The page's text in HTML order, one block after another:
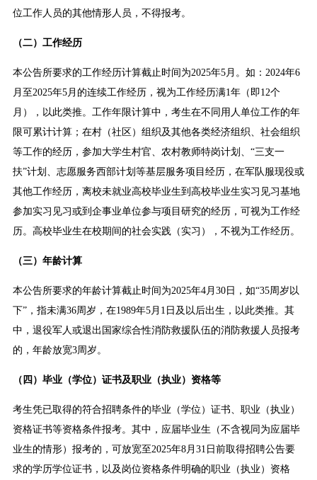
位工作人员的其他情形人员，不得报考。
（二）工作经历
本公告所要求的工作经历计算截止时间为2025年5月。如：2024年6
月至2025年5月的连续工作经历，视为工作经历满1年（即12个
月），以此类推。工作年限计算中，考生在不同用人单位工作的年
限可累计计算；在村（社区）组织及其他各类经济组织、社会组织
等工作的经历，参加大学生村官、农村教师特岗计划、“三支一
扶”计划、志愿服务西部计划等基层服务项目经历，在军队服现役或
其他工作经历，离校未就业高校毕业生到高校毕业生实习见习基地
参加实习见习或到企事业单位参与项目研究的经历，可视为工作经
历。高校毕业生在校期间的社会实践（实习），不视为工作经历。
（三）年龄计算
本公告所要求的年龄计算截止时间为2025年4月30日，如“35周岁以
下”，指未满36周岁，在1989年5月1日及以后出生，以此类推。其
中，退役军人或退出国家综合性消防救援队伍的消防救援人员报考
的，年龄放宽3周岁。
（ 四 ）毕业（学位） 证书及职业（执业）资格等
考生凭已取得的符合招聘条件的毕业（学位）证书、职业（执业）
资格证书等资格条件报考。其中，应届毕业生（不含视同为应届毕
业生的情形）报考的，可放宽至2025年8月31日前取得招聘公告要
求的学历学位证书，以及岗位资格条件明确的职业（执业）资格